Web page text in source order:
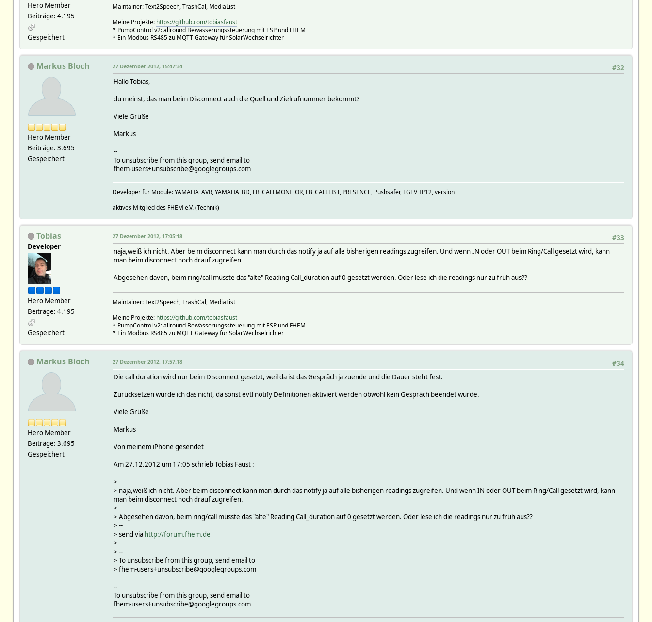
Hero Member
Beiträge: 4.195
Gespeichert
Maintainer: Text2Speech, TrashCal, MediaList
Meine Projekte: https://github.com/tobiasfaust
* PumpControl v2: allround Bewässerungssteuerung mit ESP und FHEM
* Ein Modbus RS485 zu MQTT Gateway für SolarWechselrichter
Markus Bloch
Hero Member
Beiträge: 3.695
Gespeichert
#32
27 Dezember 2012, 15:47:34
Hallo Tobias,
du meinst, das man beim Disconnect auch die Quell und Zielrufnummer bekommt?
Viele Grüße
Markus
--
To unsubscribe from this group, send email to
fhem-users+unsubscribe@googlegroups.com
Developer für Module: YAMAHA_AVR, YAMAHA_BD, FB_CALLMONITOR, FB_CALLLIST, PRESENCE, Pushsafer, LGTV_IP12, version
aktives Mitglied des FHEM e.V. (Technik)
Tobias
Developer
Hero Member
Beiträge: 4.195
Gespeichert
#33
27 Dezember 2012, 17:05:18
naja,weiß ich nicht. Aber beim disconnect kann man durch das notify ja auf alle bisherigen readings zugreifen. Und wenn IN oder OUT beim Ring/Call gesetzt wird, kann
man beim disconnect noch drauf zugreifen.
Abgesehen davon, beim ring/call müsste das "alte" Reading Call_duration auf 0 gesetzt werden. Oder lese ich die readings nur zu früh aus??
Maintainer: Text2Speech, TrashCal, MediaList
Meine Projekte: https://github.com/tobiasfaust
* PumpControl v2: allround Bewässerungssteuerung mit ESP und FHEM
* Ein Modbus RS485 zu MQTT Gateway für SolarWechselrichter
Markus Bloch
Hero Member
Beiträge: 3.695
Gespeichert
#34
27 Dezember 2012, 17:57:18
Die call duration wird nur beim Disconnect gesetzt, weil da ist das Gespräch ja zuende und die Dauer steht fest.
Zurücksetzen würde ich das nicht, da sonst evtl notify Definitionen aktiviert werden obwohl kein Gespräch beendet wurde.
Viele Grüße
Markus
Von meinem iPhone gesendet
Am 27.12.2012 um 17:05 schrieb Tobias Faust :
>
> naja,weiß ich nicht. Aber beim disconnect kann man durch das notify ja auf alle bisherigen readings zugreifen. Und wenn IN oder OUT beim Ring/Call gesetzt wird, kann
man beim disconnect noch drauf zugreifen.
>
> Abgesehen davon, beim ring/call müsste das "alte" Reading Call_duration auf 0 gesetzt werden. Oder lese ich die readings nur zu früh aus??
> --
> send via http://forum.fhem.de
>
> --
> To unsubscribe from this group, send email to
> fhem-users+unsubscribe@googlegroups.com
--
To unsubscribe from this group, send email to
fhem-users+unsubscribe@googlegroups.com